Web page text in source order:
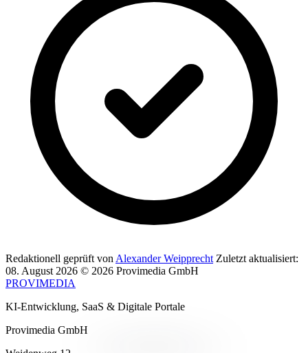
Redaktionell geprüft von Alexander Weipprecht Zuletzt aktualisiert:
08. August 2026 © 2026 Provimedia GmbH
PROVIMEDIA
KI-Entwicklung, SaaS & Digitale Portale
Provimedia GmbH